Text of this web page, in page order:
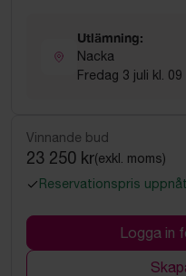
Utlämning:
Nacka
Fredag 3 juli kl. 09
Vinnande bud
23 250 kr(exkl. moms)
Reservationspris
Logga in